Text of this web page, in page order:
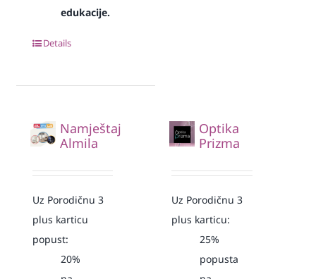
edukacije.
Details
Namještaj
Almila
Uz Porodičnu 3
plus karticu
popust:
20%
Optika
Prizma
Uz Porodičnu 3
plus karticu:
25%
popusta